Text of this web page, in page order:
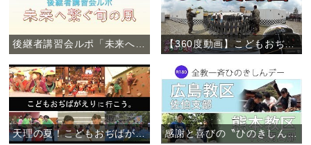
後継者講習会ルポ「未来へ繋ぐ旬の風」 【360度動画】こどもおぢばがえり(2017)
天理の夏！こどもおぢばがえりに行こう。 感謝と喜びの〝ひのきしんデー〟(2017年)